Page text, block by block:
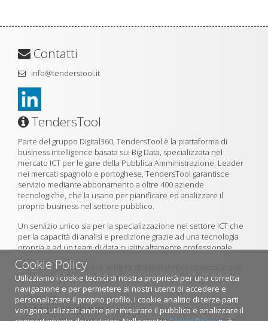
Cookie Policy
Utilizziamo i cookie tecnici di nostra proprietà per una corretta
navigazione e per permetere ai nostri utenti di accedere e
personalizzare il proprio profilo. I cookie analitici di terze parti
vengono utilizzati anche per misurare il pubblico e analizzare il
Contatti
info@tenderstool.it
TendersTool
Parte del gruppo Digital360, TendersTool è la piattaforma di
business intelligence basata sui Big Data, specializzata nel
mercato ICT per le gare della Pubblica Amministrazione. Leader
nei mercati spagnolo e portoghese, TendersTool garantisce
servizio mediante abbonamento a oltre 400 aziende
tecnologiche, che la usano per pianificare ed analizzare il
proprio business nel settore pubblico.
Un servizio unico sia per la specializzazione nel settore ICT che
per la capacità di analisi e predizione grazie ad una tecnologia
propria e ad un team di data quality altamente professionale.
Il team di TendersTool è sempre disponibile per realizzare una
demo della piattaforma utilizzando il formulario di contatto.
»Chi siamo
»La nostra metodologia